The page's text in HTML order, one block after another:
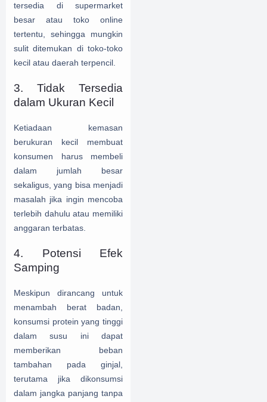
tersedia di supermarket
besar atau toko online
tertentu, sehingga mungkin
sulit ditemukan di toko-toko
kecil atau daerah terpencil.
3. Tidak Tersedia
dalam Ukuran Kecil
Ketiadaan kemasan
berukuran kecil membuat
konsumen harus membeli
dalam jumlah besar
sekaligus, yang bisa menjadi
masalah jika ingin mencoba
terlebih dahulu atau memiliki
anggaran terbatas.
4. Potensi Efek
Samping
Meskipun dirancang untuk
menambah berat badan,
konsumsi protein yang tinggi
dalam susu ini dapat
memberikan beban
tambahan pada ginjal,
terutama jika dikonsumsi
dalam jangka panjang tanpa